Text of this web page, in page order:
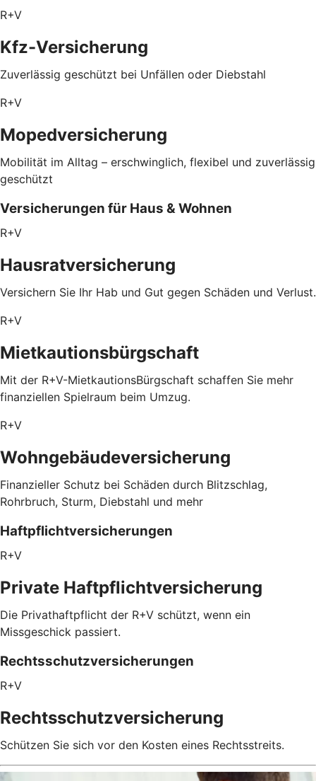
R+V
Kfz-Versicherung
Zuverlässig geschützt bei Unfällen oder Diebstahl
R+V
Mopedversicherung
Mobilität im Alltag – erschwinglich, flexibel und zuverlässig
geschützt
Versicherungen für Haus & Wohnen
R+V
Hausratversicherung
Versichern Sie Ihr Hab und Gut gegen Schäden und Verlust.
R+V
Mietkautionsbürgschaft
Mit der R+V-MietkautionsBürgschaft schaffen Sie mehr
finanziellen Spielraum beim Umzug.
R+V
Wohngebäudeversicherung
Finanzieller Schutz bei Schäden durch Blitzschlag,
Rohrbruch, Sturm, Diebstahl und mehr
Haftpflichtversicherungen
R+V
Private Haftpflichtversicherung
Die Privathaftpflicht der R+V schützt, wenn ein
Missgeschick passiert.
Rechtsschutzversicherungen
R+V
Rechtsschutzversicherung
Schützen Sie sich vor den Kosten eines Rechtsstreits.